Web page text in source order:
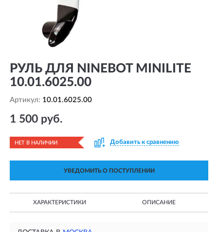
РУЛЬ ДЛЯ NINEBOT MINILITE
10.01.6025.00
Артикул: 10.01.6025.00
1 500 руб.
НЕТ В НАЛИЧИИ Добавить к сравнению
УВЕДОМИТЬ О ПОСТУПЛЕНИИ
ХАРАКТЕРИСТИКИ ОПИСАНИЕ